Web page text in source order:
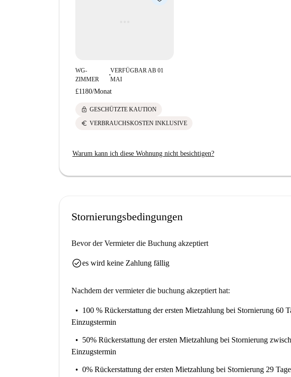
WG-
ZIMMER
■
VERFÜGBAR AB 01
MAI
£1180/Monat
lock GESCHÜTZTE KAUTION
euro VERBRAUCHSKOSTEN INKLUSIVE
Warum kann ich diese Wohnung nicht besichtigen?
Stornierungsbedingungen
Bevor der Vermieter die Buchung akzeptiert
check_circlees wird keine Zahlung fällig
Nachdem der vermieter die buchung akzeptiert hat:
100 % Rückerstattung der ersten Mietzahlung bei Stornierung 60
Einzugstermin
50% Rückerstattung der ersten Mietzahlung bei Stornierung
Einzugstermin
0% Rückerstattung der ersten Mietzahlung bei Stornierung 29